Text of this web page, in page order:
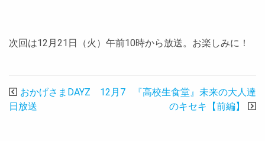
ヤ
ー
次回は12月21日（火）午前10時から放送。お楽しみに！
稿
おかげさまDAYZ 12月7
日放送
『高校生食堂』未来の大人達
のキセキ【前編】